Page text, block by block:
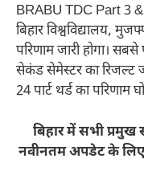
BRABU TDC Part 3
बिहार विश्वविद्यालय,
परिणाम जारी होगा।
सेकंड सेमेस्टर का रिजल्ट
24 पार्ट थर्ड का परिणाम
बिहार में सभी
नवीनतम अपडेट के लिए